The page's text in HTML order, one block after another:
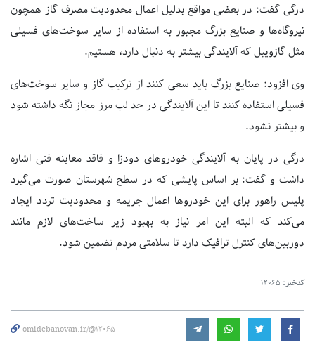
درگی گفت: در بعضی مواقع بدلیل اعمال محدودیت مصرف گاز همچون
نیروگاه‌ها و صنایع بزرگ مجبور به استفاده از سایر سوخت‌های فسیلی
مثل گازوییل که آلایندگی بیشتر به دنبال دارد، هستیم.
وی افزود: صنایع بزرگ باید سعی کنند از ترکیب گاز و سایر سوخت‌های
فسیلی استفاده کنند تا این آلایندگی در حد لب مرز مجاز نگه داشته شود
و بیشتر نشود.
درگی در پایان به آلایندگی خودروهای دودزا و فاقد معاینه فنی اشاره
داشت و گفت: بر اساس پایشی که در سطح شهرستان صورت می‌گیرد
پلیس راهور برای این خودروها اعمال جریمه و محدودیت تردد ایجاد
می‌کند که البته این امر نیاز به بهبود زیر ساخت‌های لازم مانند
دوربین‌های کنترل ترافیک دارد تا سلامتی مردم تضمین شود.
کدخبر: 12065
omidebanovan.ir/@12065